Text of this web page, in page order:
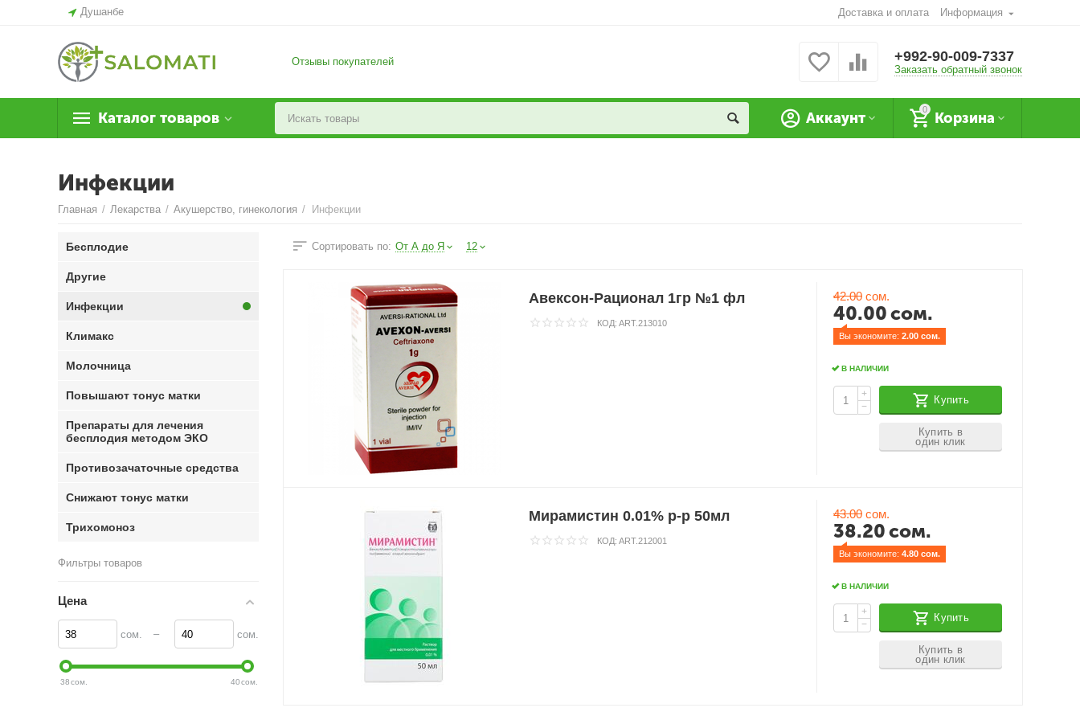
Душанбе Доставка и оплата Информация
Отзывы покупателей +992-90-009-7337
Заказать обратный звонок
Каталог товаров
0
Корзина
Аккаунт
Инфекции
Главная / Лекарства / Акушерство, гинекология / Инфекции
Сортировать по: От А до Я 12
Авексон-Рационал 1гр №1 фл
КОД: ART.213010
42.00 сом.
40.00сом.
Вы экономите: 2.00 сом.
В НАЛИЧИИ
+
−
Купить
Купить в
один клик
Мирамистин 0.01% р-р 50мл
КОД: ART.212001
43.00 сом.
38.20сом.
Вы экономите: 4.80 сом.
В НАЛИЧИИ
+
−
Купить
Купить в
один клик
Бесплодие
Другие
Инфекции
Климакс
Молочница
Повышают тонус матки
Препараты для лечения
бесплодия методом ЭКО
Противозачаточные средства
Снижают тонус матки
Трихомоноз
Фильтры товаров
Цена
сом. – сом.
38сом. 40сом.